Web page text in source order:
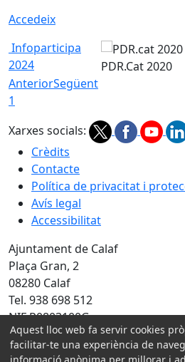
Accedeix
Infoparticipa
2024
PDR.Cat 2020
AnteriorSegüent
1
Xarxes socials:
Crèdits
Contacte
Política de privacitat i
Avís legal
Accessibilitat
Ajuntament de Calaf
Plaça Gran, 2
08280 Calaf
Tel. 938 698 512
NIF P0803100G
Amb la col·laboració de:
Aquest lloc web fa servir cookies
facilitar-te una experiència de